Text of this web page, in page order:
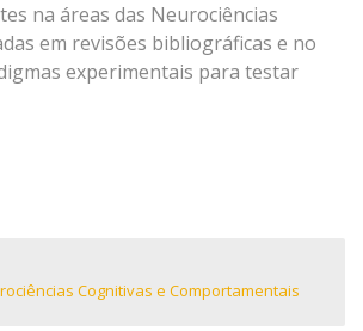
na áreas das Neurociências
em revisões bibliográficas e no
experimentais para testar
Cognitivas e Comportamentais